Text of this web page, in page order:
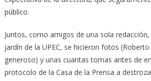
público.
Juntos, como amigos de una sola
jardín de la UPEC, se hicieron fotos
generoso) y unas cuantas tomas antes de
protocolo de la Casa de la Prensa a